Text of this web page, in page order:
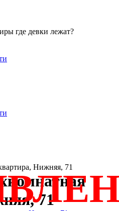
где девки лежат?
Нижняя, 71
71